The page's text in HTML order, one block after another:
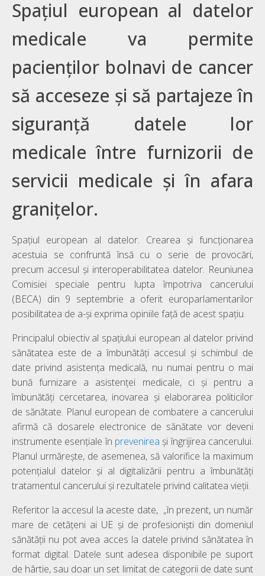
Spațiul european al datelor
medicale va permite
pacienților bolnavi de cancer
să acceseze și să partajeze în
siguranță datele lor
medicale între furnizorii de
servicii medicale și în afara
granițelor.
Spațiul european al datelor. Crearea și funcționarea
acestuia se confruntă însă cu o serie de provocări,
precum accesul și interoperabilitatea datelor. Reuniunea
Comisiei speciale pentru lupta împotriva cancerului
(BECA) din 9 septembrie a oferit europarlamentarilor
posibilitatea de a-și exprima opiniile față de acest spațiu.
Principalul obiectiv al spațiului european al datelor privind
sănătatea este de a îmbunătăți accesul și schimbul de
date privind asistența medicală, nu numai pentru o mai
bună furnizare a asistenței medicale, ci și pentru a
îmbunătăți cercetarea, inovarea și elaborarea politicilor
de sănătate. Planul european de combatere a cancerului
afirmă că dosarele electronice de sănătate vor deveni
instrumente esențiale în prevenirea și îngrijirea cancerului.
Planul urmărește, de asemenea, să valorifice la maximum
potențialul datelor și al digitalizării pentru a îmbunătăți
tratamentul cancerului și rezultatele privind calitatea vieții.
Referitor la accesul la aceste date, „în prezent, un număr
mare de cetățeni ai UE și de profesioniști din domeniul
sănătății nu pot avea acces la datele privind sănătatea în
format digital. Datele sunt adesea disponibile pe suport
de hârtie, sau doar un set limitat de categorii de date sunt